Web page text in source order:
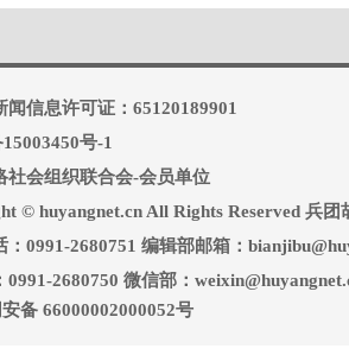
闻信息许可证：65120189901
号-1
社会组织联合会-会员单位
© huyangnet.cn All Rights Reserved 兵团
：0991-2680751 编辑部邮箱：
0991-2680750 微信部：
备 66000002000052号